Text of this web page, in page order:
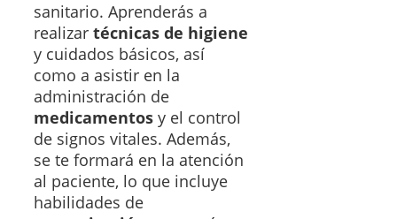
sanitario. Aprenderás a
realizar técnicas de higiene
y cuidados básicos, así
como a asistir en la
administración de
medicamentos y el control
de signos vitales. Además,
se te formará en la atención
al paciente, lo que incluye
habilidades de